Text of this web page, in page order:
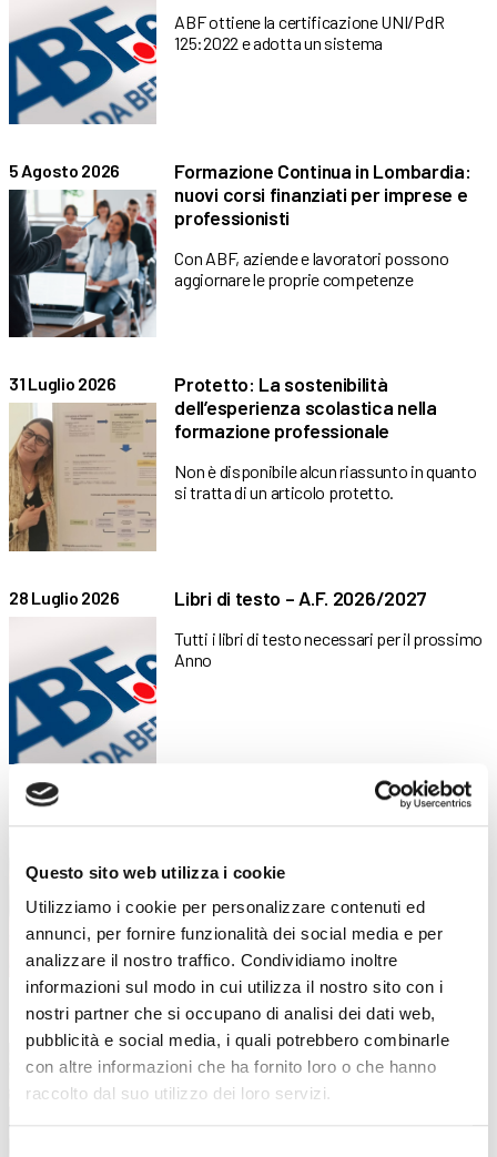
Questo sito web utilizza i cookie
Utilizziamo i cookie per personalizzare contenuti ed
annunci, per fornire funzionalità dei social media e per
analizzare il nostro traffico. Condividiamo inoltre
informazioni sul modo in cui utilizza il nostro sito con i
nostri partner che si occupano di analisi dei dati web,
pubblicità e social media, i quali potrebbero combinarle
con altre informazioni che ha fornito loro o che hanno
raccolto dal suo utilizzo dei loro servizi.
ABF ottiene la certificazione UNI/PdR
125:2022 e adotta un sistema
5 Agosto 2026
Formazione Continua in Lombardia:
nuovi corsi finanziati per imprese e
professionisti
Con ABF, aziende e lavoratori possono
aggiornare le proprie competenze
31 Luglio 2026
Protetto: La sostenibilità
dell’esperienza scolastica nella
formazione professionale
Non è disponibile alcun riassunto in quanto
si tratta di un articolo protetto.
28 Luglio 2026 Libri di testo – A.F. 2026/2027
Tutti i libri di testo necessari per il prossimo
Anno
17 Luglio 2026
Piano di formazione estiva: diverse
attività dedicate all’aggiornamento e
Competenze, innovazione e benessere: il
piano formativo che ha accompagnato
16 Luglio 2026
“Stare bene oggi per stare meglio
domani”: la formazione dei docenti
parte dal benessere